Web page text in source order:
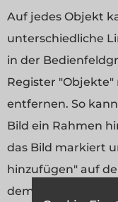
Auf jedes Objekt
unterschiedliche
in der
Register
entfernen. So
Bild ein Rahmen
das Bild markiert
hinzufügen" auf
dem Foto / der